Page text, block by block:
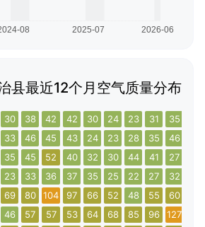
县最近12个月空气质量分布
30 38 42 42 30 24 23 31 35
33 46 45 43 24 23 28 35 46
35 45 52 40 32 30 44 41 27
23 33 36 37 35 25 22 27 32
69 80 104 97 66 52 48 55 60
46 57 57 53 64 68 85 96 127